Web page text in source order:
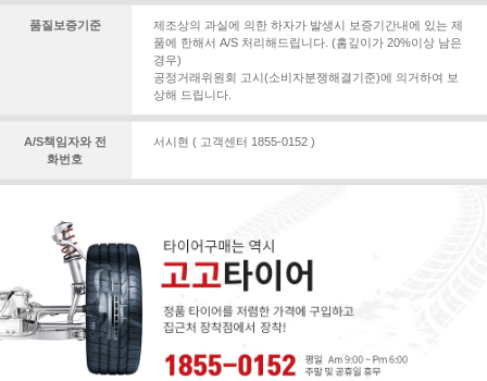
품질보증기준
제조상의 과실에 의한 하자가 발생시 보증기간내에 있는 제
품에 한해서 A/S 처리해드립니다. (홈깊이가 20%이상 남은
경우)
공정거래위원회 고시(소비자분쟁해결기준)에 의거하여 보
상해 드립니다.
A/S책임자와 전
화번호
서시현 ( 고객센터 1855-0152 )